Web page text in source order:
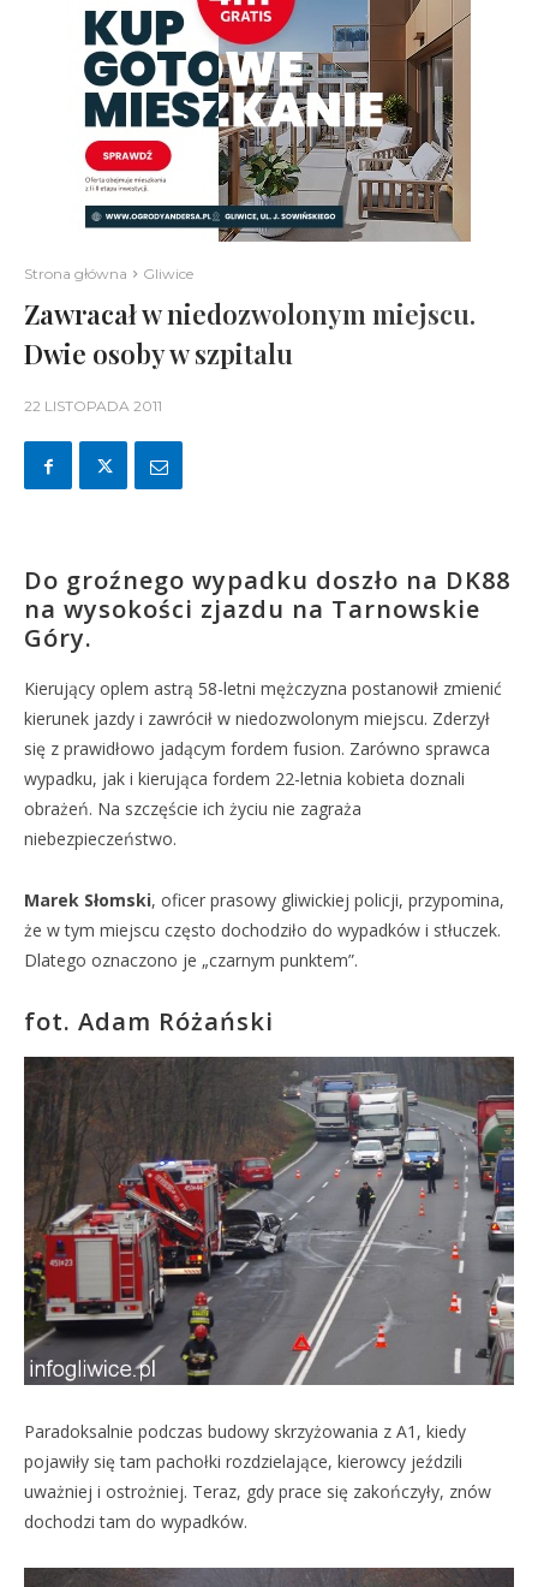
Strona główna Gliwice
Zawracał w niedozwolonym miejscu.
Dwie osoby w szpitalu
22 LISTOPADA 2011
Do groźnego wypadku doszło na DK88
na wysokości zjazdu na Tarnowskie
Góry.
Kierujący oplem astrą 58-letni mężczyzna postanowił zmienić
kierunek jazdy i zawrócił w niedozwolonym miejscu. Zderzył
się z prawidłowo jadącym fordem fusion. Zarówno sprawca
wypadku, jak i kierująca fordem 22-letnia kobieta doznali
obrażeń. Na szczęście ich życiu nie zagraża
niebezpieczeństwo.
Marek Słomski, oficer prasowy gliwickiej policji, przypomina,
że w tym miejscu często dochodziło do wypadków i stłuczek.
Dlatego oznaczono je „czarnym punktem”.
fot. Adam Różański
Paradoksalnie podczas budowy skrzyżowania z A1, kiedy
pojawiły się tam pachołki rozdzielające, kierowcy jeździli
uważniej i ostrożniej. Teraz, gdy prace się zakończyły, znów
dochodzi tam do wypadków.